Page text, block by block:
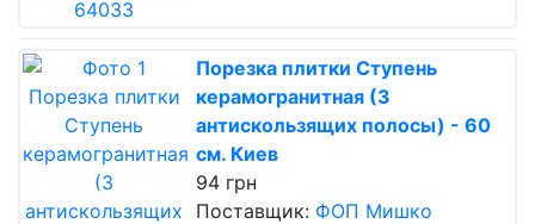
Порезка плитки Ступень
керамогранитная (3
антискользящих полосы) - 60
см. Киев
94 грн
Поставщик: ФОП Мишко